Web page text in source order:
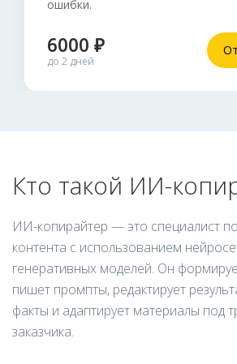
ошибки.
6000 ₽
до 2 дней
Кто такой ИИ-
ИИ-копирайтер — это специалист
контента с использованием
генеративных моделей. Он
пишет промпты, редактирует
факты и адаптирует материалы под
заказчика.